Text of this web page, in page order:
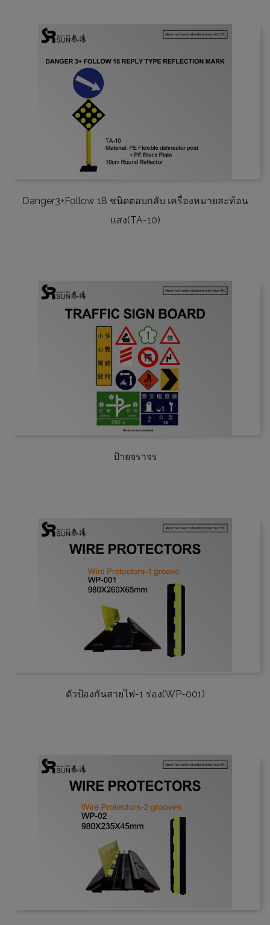
Danger3+Follow 18 ชนิดตอบกลับ เครื่องหมายสะท้อน
แสง(TA-10)
ป้ายจราจร
ตัวป้องกันสายไฟ-1 ร่อง(WP-001)